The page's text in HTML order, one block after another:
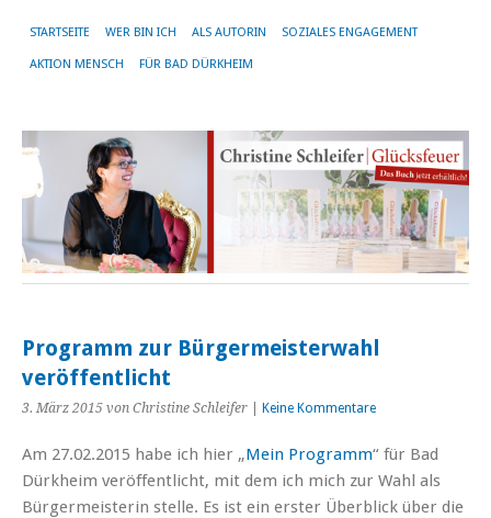
STARTSEITE WER BIN ICH ALS AUTORIN SOZIALES ENGAGEMENT
AKTION MENSCH FÜR BAD DÜRKHEIM
Programm zur Bürgermeisterwahl
veröffentlicht
3. März 2015 von Christine Schleifer Keine Kommentare
Am 27.02.2015 habe ich hier „Mein Programm“ für Bad
Dürkheim veröffentlicht, mit dem ich mich zur Wahl als
Bürgermeisterin stelle. Es ist ein erster Überblick über die